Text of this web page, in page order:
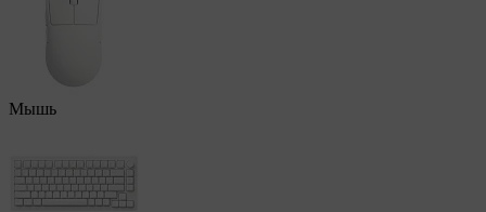
Мышь